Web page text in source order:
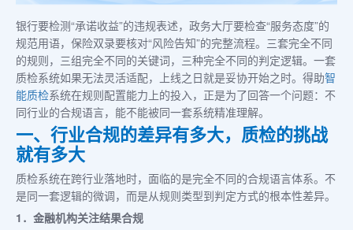
银行要检测“承诺收益”的违规表述，政务大厅要检查“服务态度”的
规范用语，保险双录要核对“风险告知”的完整流程。三套完全不同
的规则，三组完全不同的关键词，三种完全不同的判定逻辑。一套
质检系统如果无法灵活适配，上线之日就是妥协开始之时。得助智
能质检系统在规则配置能力上的投入，正是为了回答一个问题：不
同行业的合规语言，能不能被同一套系统精准理解。
一、行业合规的差异有多大，质检的挑战
就有多大
质检系统在跨行业落地时，面临的是完全不同的合规语言体系。不
是同一套逻辑的微调，而是从规则类型到判定方式的根本性差异。
1．金融机构关注结果合规